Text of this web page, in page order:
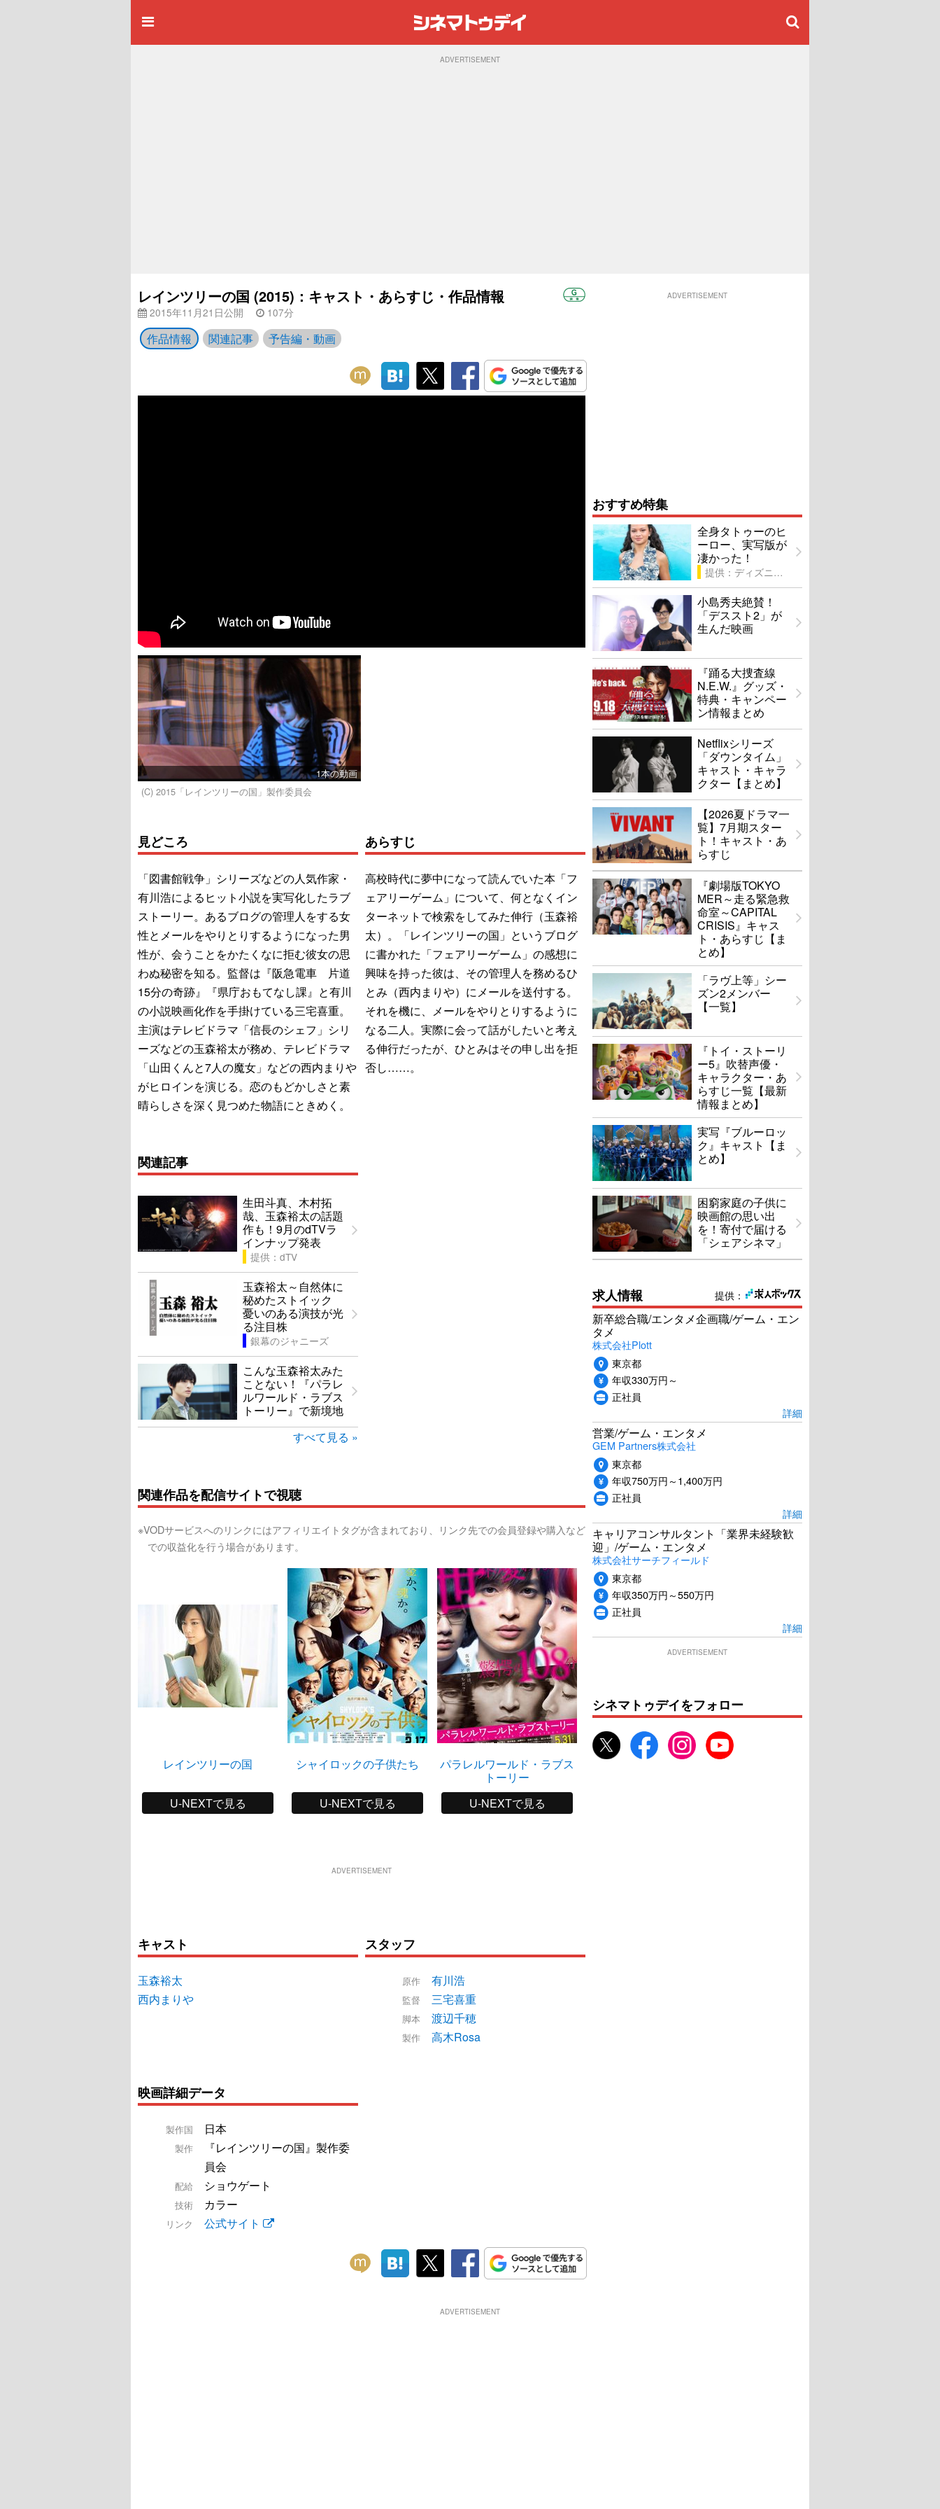
ADVERTISEMENT
レインツリーの国 (2015)：キャスト・あらすじ・作品情報
2015年11月21日公開 107分
作品情報 関連記事 予告編・動画
1本の動画
(C) 2015「レインツリーの国」製作委員会
見どころ
「図書館戦争」シリーズなどの人気作家・
有川浩によるヒット小説を実写化したラブ
ストーリー。あるブログの管理人をする女
性とメールをやりとりするようになった男
性が、会うことをかたくなに拒む彼女の思
わぬ秘密を知る。監督は『阪急電車 片道
15分の奇跡』『県庁おもてなし課』と有川
の小説映画化作を手掛けている三宅喜重。
主演はテレビドラマ「信長のシェフ」シリ
ーズなどの玉森裕太が務め、テレビドラマ
「山田くんと7人の魔女」などの西内まりや
がヒロインを演じる。恋のもどかしさと素
晴らしさを深く見つめた物語にときめく。
あらすじ
高校時代に夢中になって読んでいた本「フ
ェアリーゲーム」について、何となくイン
ターネットで検索をしてみた伸行（玉森裕
太）。「レインツリーの国」というブログ
に書かれた「フェアリーゲーム」の感想に
興味を持った彼は、その管理人を務めるひ
とみ（西内まりや）にメールを送付する。
それを機に、メールをやりとりするように
なる二人。実際に会って話がしたいと考え
る伸行だったが、ひとみはその申し出を拒
否し……。
関連記事
生田斗真、木村拓
哉、玉森裕太の話題
作も！9月のdTVラ
インナップ発表
提供：dTV
玉森裕太～自然体に
秘めたストイック
憂いのある演技が光
る注目株
銀幕のジャニーズ
こんな玉森裕太みた
ことない！『パラレ
ルワールド・ラブス
トーリー』で新境地
すべて見る »
関連作品を配信サイトで視聴
※VODサービスへのリンクにはアフィリエイトタグが含まれており、リンク先での会員登録や購入など
での収益化を行う場合があります。
レインツリーの国
U-NEXTで見る
シャイロックの子供たち
U-NEXTで見る
パラレルワールド・ラブス
トーリー
U-NEXTで見る
旅猫リポート
ADVERTISEMENT
キャスト
玉森裕太
西内まりや
スタッフ
原作 有川浩
監督 三宅喜重
脚本 渡辺千穂
製作 高木Rosa
映画詳細データ
製作国 日本
製作
『レインツリーの国』製作委
員会
配給 ショウゲート
技術 カラー
リンク 公式サイト
ADVERTISEMENT
おすすめ特集
全身タトゥーのヒ
ーロー、実写版が
凄かった！
提供：ディズニー
小島秀夫絶賛！
「デススト2」が
生んだ映画
『踊る大捜査線
N.E.W.』グッズ・
特典・キャンペー
ン情報まとめ
Netflixシリーズ
「ダウンタイム」
キャスト・キャラ
クター【まとめ】
【2026夏ドラマ一
覧】7月期スター
ト！キャスト・あ
らすじ
『劇場版TOKYO
MER～走る緊急救
命室～CAPITAL
CRISIS』キャス
ト・あらすじ【ま
とめ】
「ラヴ上等」シー
ズン2メンバー
【一覧】
『トイ・ストーリ
ー5』吹替声優・
キャラクター・あ
らすじ一覧【最新
情報まとめ】
実写『ブルーロッ
ク』キャスト【ま
とめ】
困窮家庭の子供に
映画館の思い出
を！寄付で届ける
「シェアシネマ」
提供：
求人情報
新卒総合職/エンタメ企画職/ゲーム・エン
タメ
株式会社Plott
東京都
年収330万円～
正社員
詳細
営業/ゲーム・エンタメ
GEM Partners株式会社
東京都
年収750万円～1,400万円
正社員
詳細
キャリアコンサルタント「業界未経験歓
迎」/ゲーム・エンタメ
株式会社サーチフィールド
東京都
年収350万円～550万円
正社員
詳細
ADVERTISEMENT
シネマトゥデイをフォロー
ADVERTISEMENT